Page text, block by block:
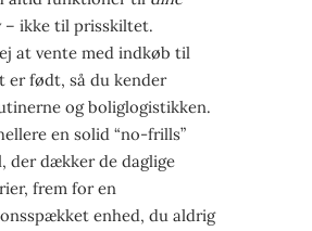
– ikke til prisskiltet.
at vente med indkøb til
er født, så du kender
og boliglogistikken.
en solid “no-frills”
der dækker de daglige
frem for en
enhed, du aldrig